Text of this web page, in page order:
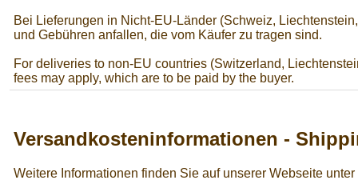
Bei Lieferungen in Nicht-EU-Länder (Schweiz,
und Gebühren anfallen, die vom Käufer zu tragen sind.
For deliveries to non-EU countries (Switzerland,
fees may apply, which are to be paid by the buyer.
Versandkosteninformationen -
Weitere Informationen finden Sie auf unserer Webseite unter